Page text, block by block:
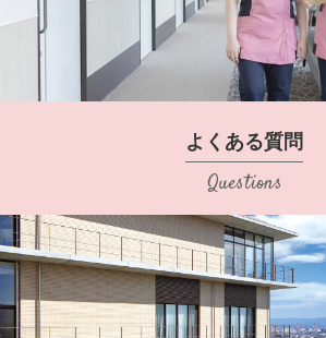
よくある質問
Questions